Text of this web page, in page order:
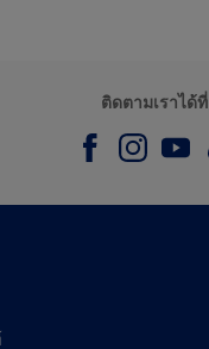
ติดตามเราได้ที่